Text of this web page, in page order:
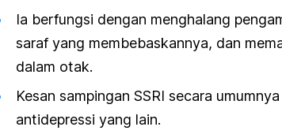
Ia berfungsi dengan menghalang
saraf yang membebaskannya, dan
dalam otak.
Kesan sampingan SSRI secara
antidepressi yang lain.